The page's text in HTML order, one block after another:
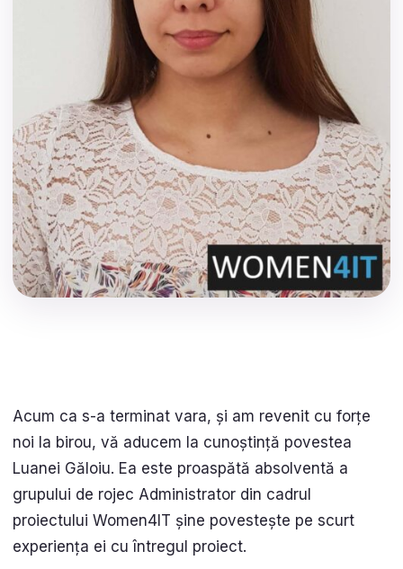
Acum ca s-a terminat vara, și am revenit cu forțe
noi la birou, vă aducem la cunoștință povestea
Luanei Găloiu. Ea este proaspătă absolventă a
grupului de rojec Administrator din cadrul
proiectului Women4IT șine povestește pe scurt
experiența ei cu întregul proiect.